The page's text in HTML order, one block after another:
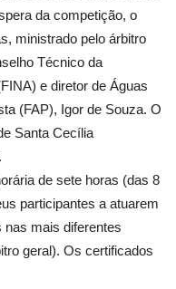
da competição, o
ministrado pelo árbitro
Técnico da
e diretor de Águas
(FAP), Igor de Souza. O
Santa Cecília
de sete horas (das 8
participantes a atuarem
nas mais diferentes
geral). Os certificados